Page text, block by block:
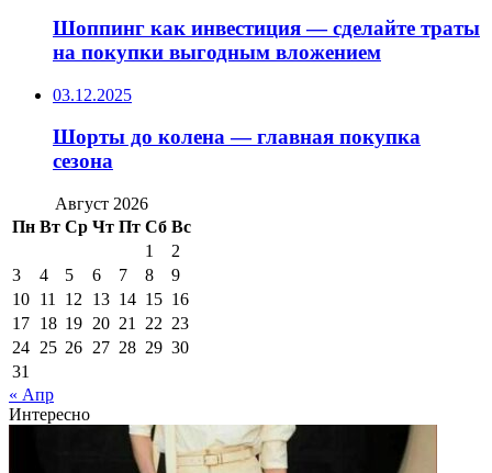
Шоппинг как инвестиция — сделайте траты
на покупки выгодным вложением
03.12.2025
Шорты до колена — главная покупка
сезона
Август 2026
Пн Вт Ср Чт Пт Сб Вс
1
2
3
4 5 6 7 8
9
10 11 12 13 14 15 16
17 18 19 20 21 22 23
24 25 26 27 28 29 30
31
« Апр
Интересно